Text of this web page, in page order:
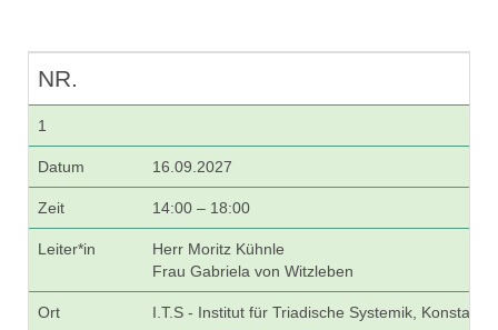
NR.
1
Datum 16.09.2027
Zeit 14:00 – 18:00
Leiter*in
Herr Moritz Kühnle
Frau Gabriela von Witzleben
Ort I.T.S - Institut für Triadische Systemik, Konstanz